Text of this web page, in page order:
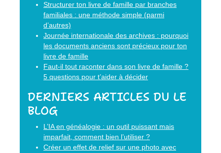
Structurer ton livre de famille par branches
familiales : une méthode simple (parmi
d’autres)
Journée internationale des archives : pourquoi
les documents anciens sont précieux pour ton
livre de famille
Faut-il tout raconter dans son livre de famille ?
5 questions pour t’aider à décider
DERNIERS ARTICLES DU LE
BLOG
L’IA en généalogie : un outil puissant mais
imparfait, comment bien l’utiliser ?
Créer un effet de relief sur une photo avec